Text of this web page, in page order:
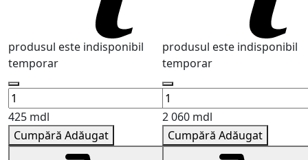
produsul este indisponibil
temporar
425 mdl
Cumpără Adăugat
produsul este indisponibil
temporar
2 060 mdl
Cumpără Adăugat